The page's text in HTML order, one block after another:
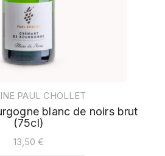
PAUL CHOLLET
blanc de noirs brut
(75cl)
13,50 €